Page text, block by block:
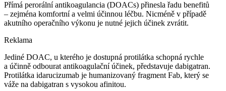
Přímá perorální antikoagulancia (DOACs) přinesla řadu benefitů
–⁠ zejména komfortní a velmi účinnou léčbu. Nicméně v případě
akutního operačního výkonu je nutné jejich účinek zvrátit.
Reklama
Jediné DOAC, u kterého je dostupná protilátka schopná rychle
a účinně odbourat antikoagulační účinek, představuje dabigatran.
Protilátka idarucizumab je humanizovaný fragment Fab, který se
váže na dabigatran s vysokou afinitou.